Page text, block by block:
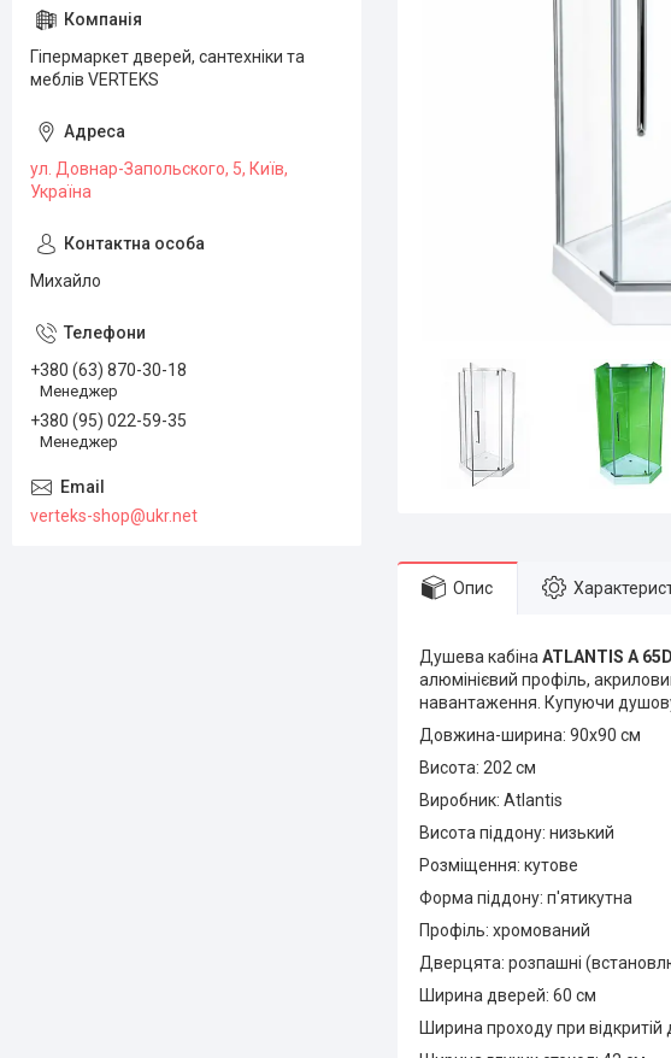
Опис
Душева кабіна ATLANTIS A 65D
алюмінієвий профіль,
навантаження. Купуючи душову
Довжина-ширина: 90х90 см
Висота: 202 см
Виробник: Atlantis
Висота піддону: низький
Розміщення: кутове
Форма піддону: п'ятикутна
Профіль: хромований
Дверцята: розпашні
Ширина дверей: 60 см
Ширина проходу при відкритій
Гіпермаркет дверей, сантехніки та
меблів VERTEKS
ул. Довнар-Запольского, 5, Київ,
Україна
Михайло
+380 (63) 870-30-18
Менеджер
+380 (95) 022-59-35
Менеджер
verteks-shop@ukr.net